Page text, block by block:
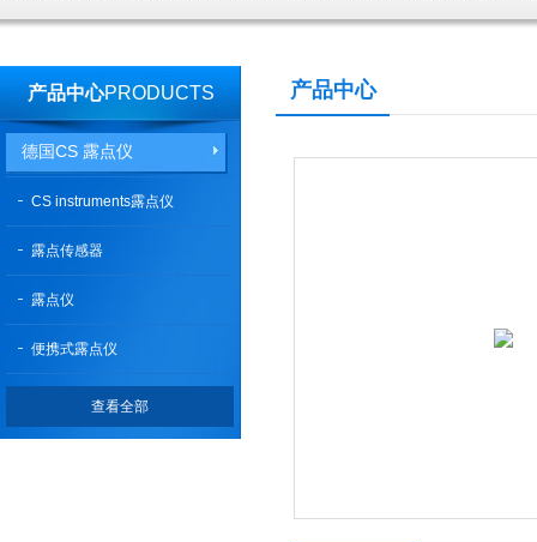
产品中心PRODUCTS
德国CS 露点仪
CS instruments露点仪
露点传感器
露点仪
便携式露点仪
查看全部
产品中心